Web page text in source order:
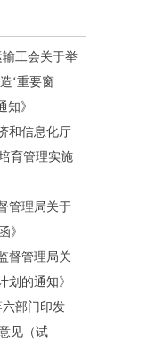
输工会关于举
‘重要窗
知》
和信息化厅
育管理实施
管理局关于
》
督管理局关
划的通知》
六部门印发
见（试